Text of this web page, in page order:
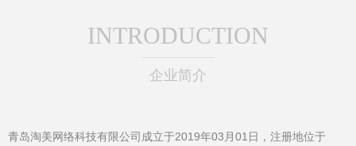
INTRODUCTION
企业简介
青岛淘美网络科技有限公司成立于2019年03月01日，注册地位于